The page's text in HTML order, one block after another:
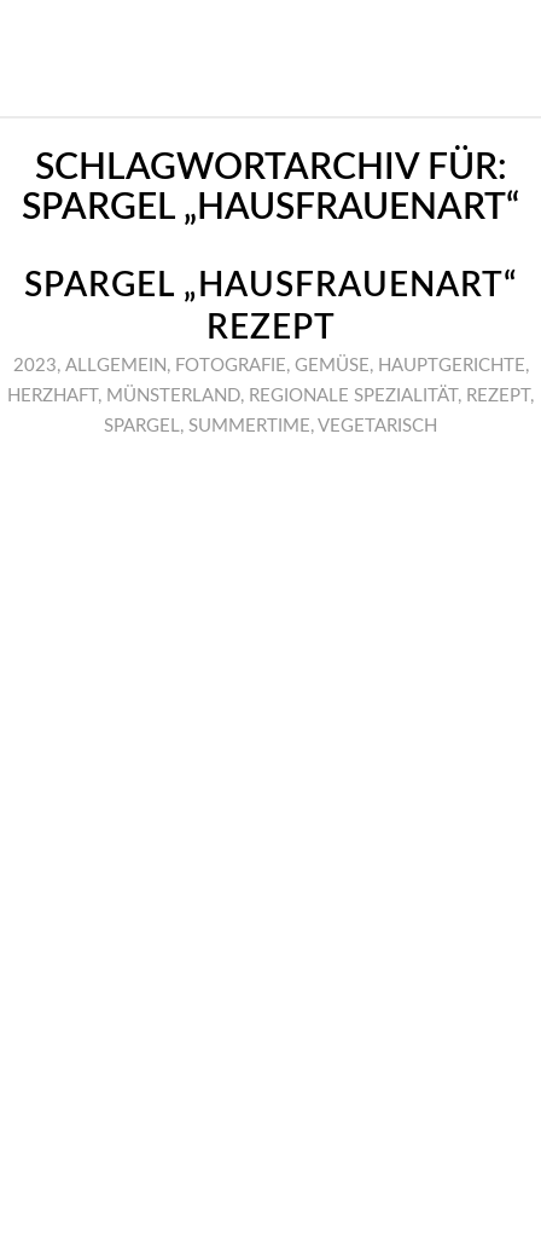
SCHLAGWORTARCHIV FÜR:
SPARGEL „HAUSFRAUENART“
SPARGEL „HAUSFRAUENART“
REZEPT
2023, ALLGEMEIN , FOTOGRAFIE, GEMÜSE, HAUPTGERICHTE,
HERZHAFT , MÜNSTERLAND, REGIONALE SPEZIALITÄT , REZEPT ,
SPARGEL, SUMMERTIME, VEGETARISCH